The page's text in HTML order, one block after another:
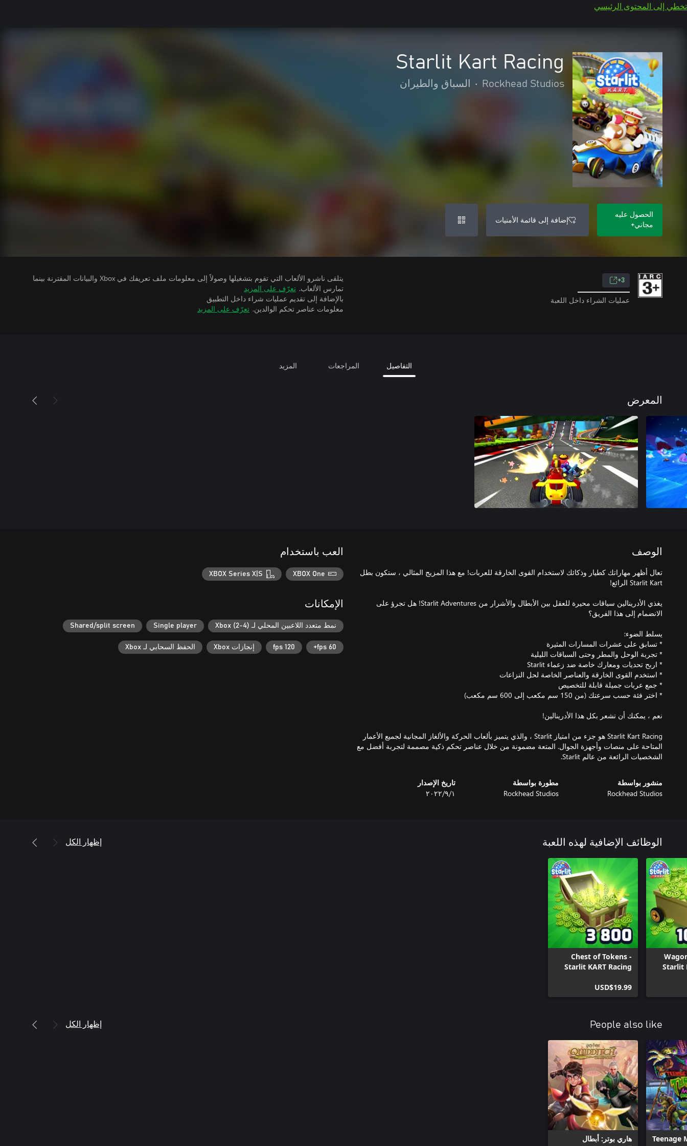
تخطي إلى المحتوى الرئيسي
Starlit Kart Racing
Rockhead Studios
• السباق والطيران
الحصول عليه
مجاني+
إضافة إلى قائمة الأمنيات
3+
عمليات الشراء داخل اللعبة
يتلقى ناشرو الألعاب التي تقوم بتشغيلها وصولاً إلى معلومات ملف تعريفك في Xbox والبيانات المقترنة بينما
تمارس الألعاب. تعرّف على المزيد
بالإضافة إلى تقديم عمليات شراء داخل التطبيق
معلومات عناصر تحكم الوالدين. تعرّف على المزيد
التفاصيل المراجعات المزيد
المعرض
الوصف
تعال أظهر مهاراتك كطيار وذكائك لاستخدام القوى الخارقة للعربات! مع هذا المزيج المثالي ، ستكون بطل
يغذي الأدرينالين سباقات محيرة للعقل بين الأبطال والأشرار من Starlit Adventures! هل تجرؤ على
Starlit Kart Racing هو جزء من امتياز Starlit ، والذي يتميز بألعاب الحركة والألغاز المجانية لجميع الأعمار
المتاحة على منصات وأجهزة الجوال. المتعة مضمونة من خلال عناصر تحكم ذكية مصممة لتجربة أفضل مع
الشخصيات الرائعة من عالم Starlit.
منشور بواسطة
Rockhead Studios
مطورة بواسطة
Rockhead Studios
تاريخ الإصدار
١‏/٩‏/٢٠٢٢
العب باستخدام
XBOX One
XBOX Series X|S
الإمكانات
نمط متعدد اللاعبين المحلي لـ Xbox (2-4) Single player
Shared/split screen
60 fps+
120 fps إنجازات Xbox الحفظ السحابي لـ Xbox
الوظائف الإضافية لهذه اللعبة إظهار الكل
Starlit
Chest of Tokens -
Starlit KART Racing
USD$19.99
People also like إظهار الكل
Teenage
هاري بوتر: أبطال